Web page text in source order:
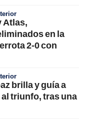
Atlas,
en la
2-0 con
brilla y guía a
triunfo, tras una